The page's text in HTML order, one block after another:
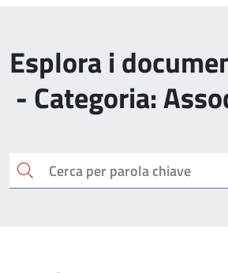
Esplora i
- Categoria:
Cerca